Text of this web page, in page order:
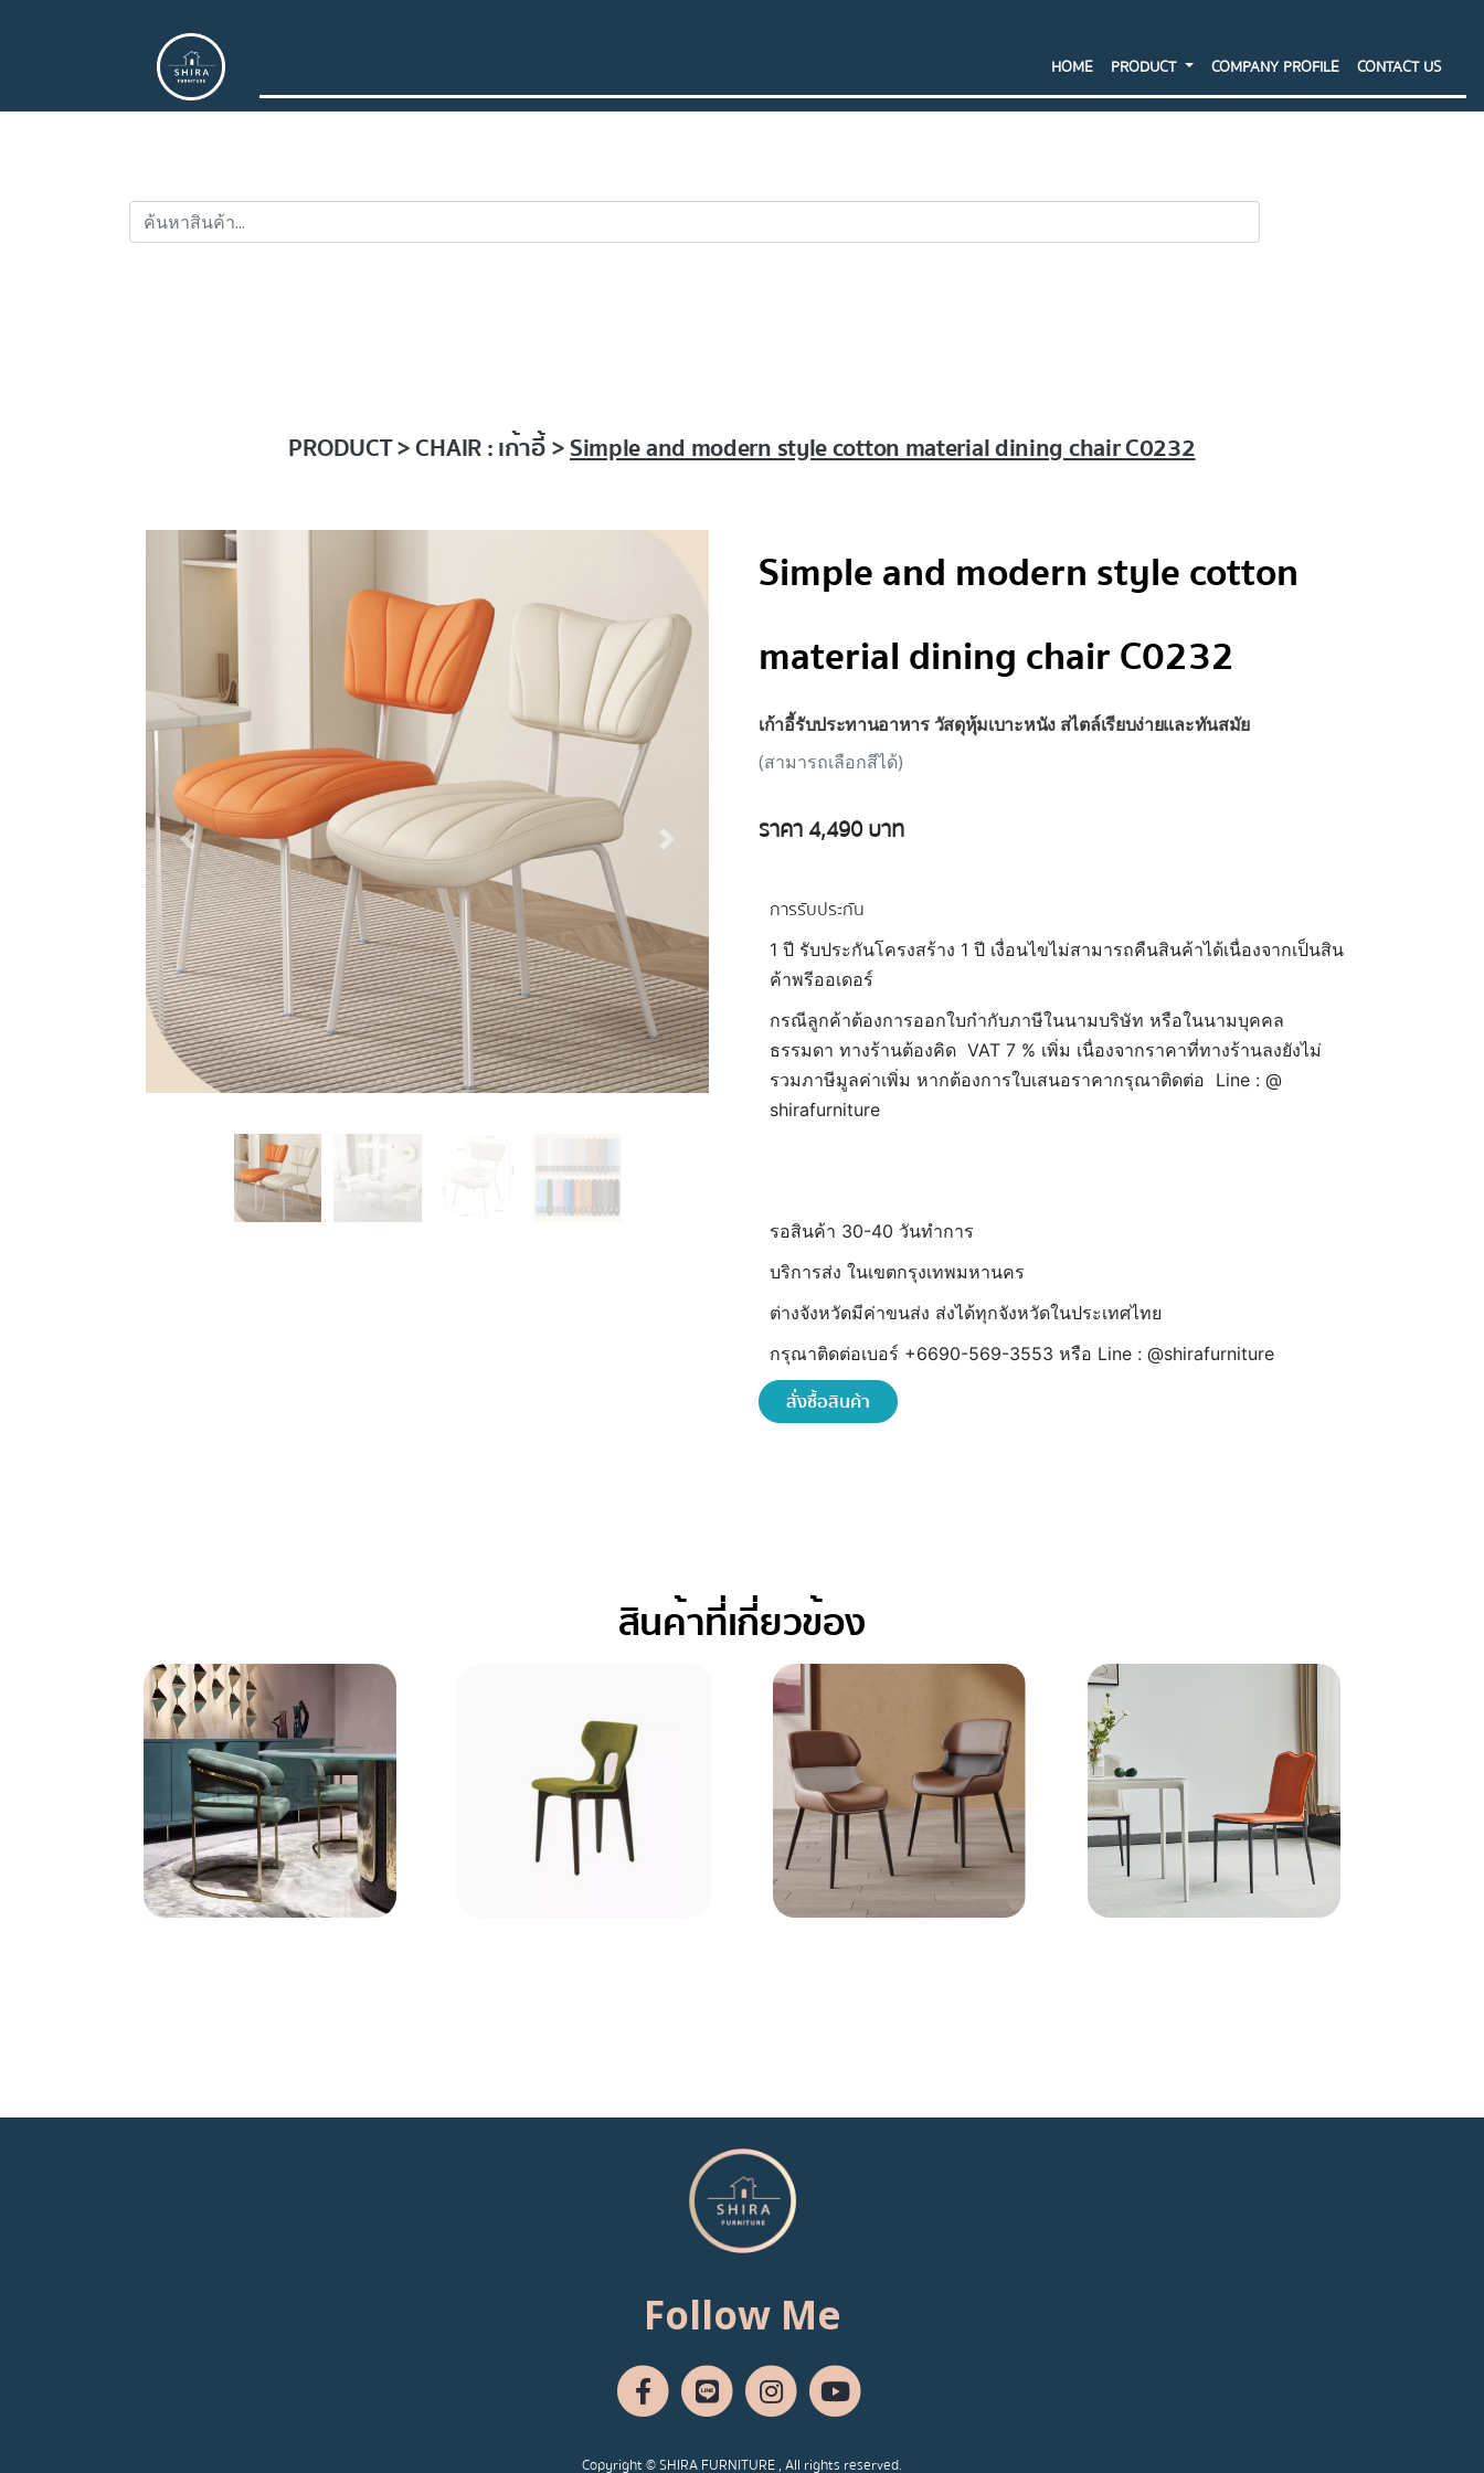
HOME PRODUCT COMPANY PROFILE CONTACT US
PRODUCT > CHAIR : เก้าอี้ >Simple and modern style cotton material dining chair C0232
Simple and modern style cotton
material dining chair C0232
เก้าอี้รับประทานอาหาร วัสดุหุ้มเบาะหนัง สไตล์เรียบง่ายและทันสมัย
(สามารถเลือกสีได้)
ราคา 4,490 บาท
การรับประกัน
1 ปี รับประกันโครงสร้าง 1 ปี เงื่อนไขไม่สามารถคืนสินค้าได้เนื่องจากเป็นสิน
ค้าพรีออเดอร์
กรณีลูกค้าต้องการออกใบกำกับภาษีในนามบริษัท หรือในนามบุคคล
ธรรมดา ทางร้านต้องคิด VAT 7 % เพิ่ม เนื่องจากราคาที่ทางร้านลงยังไม่
รวมภาษีมูลค่าเพิ่ม หากต้องการใบเสนอราคากรุณาติดต่อ Line : @
shirafurniture
รอสินค้า 30-40 วันทำการ
บริการส่ง ในเขตกรุงเทพมหานคร
ต่างจังหวัดมีค่าขนส่ง ส่งได้ทุกจังหวัดในประเทศไทย
กรุณาติดต่อเบอร์ +6690-569-3553 หรือ Line : @shirafurniture
สั่งซื้อสินค้า
สินค้าที่เกี่ยวข้อง
Follow Me
Copyright © SHIRA FURNITURE , All rights reserved.